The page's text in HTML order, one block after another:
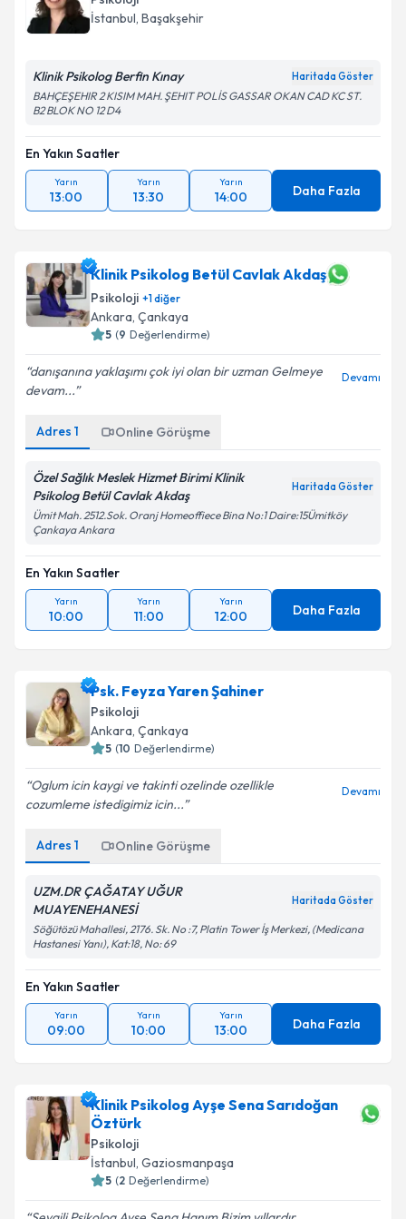
İstanbul, Başakşehir
Klinik Psikolog Berfin Kınay Haritada Göster
BAHÇEŞEHIR 2 KISIM MAH. ŞEHIT POLİS GASSAR OKAN CAD KC ST.
B2 BLOK NO 12 D4
En Yakın Saatler
Yarın
13:00
Yarın
13:30
Yarın
14:00 Daha Fazla
Klinik Psikolog Betül Cavlak Akdaş
Psikoloji +1diğer
Ankara, Çankaya
5 (9 Değerlendirme)
danışanına yaklaşımı çok iyi olan bir uzman Gelmeye
devam...
Devamı
Adres 1 Online Görüşme
Özel Sağlık Meslek Hizmet Birimi Klinik
Psikolog Betül Cavlak Akdaş
Haritada Göster
Ümit Mah. 2512.Sok. Oranj Homeoffiece Bina No:1 Daire:15Ümitköy
Çankaya Ankara
En Yakın Saatler
Yarın
10:00
Yarın
11:00
Yarın
12:00 Daha Fazla
Psk. Feyza Yaren Şahiner
Psikoloji
Ankara, Çankaya
5 (10 Değerlendirme)
Oglum icin kaygi ve takinti ozelinde ozellikle
cozumleme istedigimiz icin...
Devamı
Adres 1 Online Görüşme
UZM.DR ÇAĞATAY UĞUR
MUAYENEHANESİ
Haritada Göster
Söğütözü Mahallesi, 2176. Sk. No :7, Platin Tower İş Merkezi, (Medicana
Hastanesi Yanı), Kat:18, No: 69
En Yakın Saatler
Yarın
09:00
Yarın
10:00
Yarın
13:00 Daha Fazla
Klinik Psikolog Ayşe Sena Sarıdoğan
Öztürk
Psikoloji
İstanbul, Gaziosmanpaşa
5 (2 Değerlendirme)